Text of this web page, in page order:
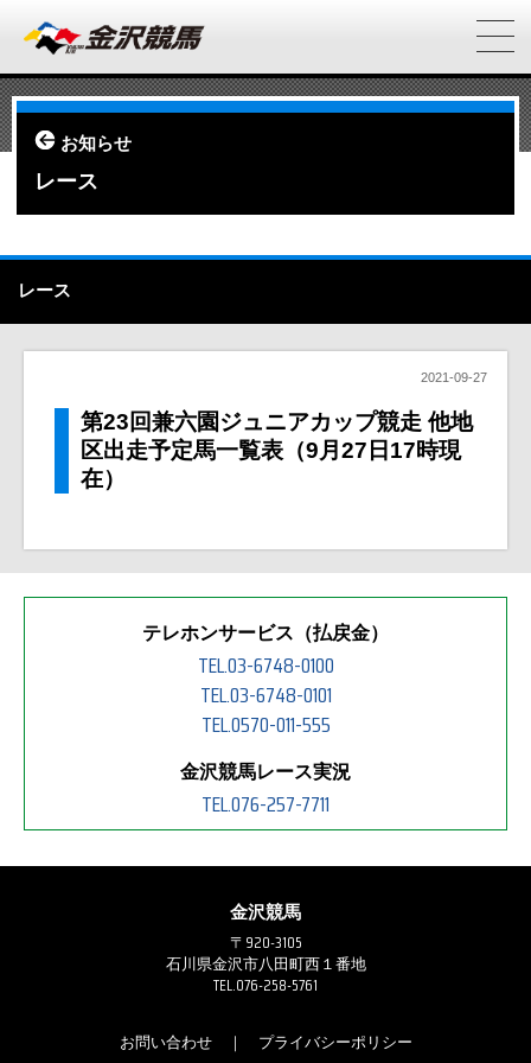
お知らせ
レース
レース
2021-09-27
第23回兼六園ジュニアカップ競走 他地
区出走予定馬一覧表（9月27日17時現
在）
テレホンサービス（払戻金）
TEL.03-6748-0100
TEL.03-6748-0101
TEL.0570-011-555
金沢競馬レース実況
TEL.076-257-7711
金沢競馬
〒920-3105
石川県金沢市八田町西１番地
TEL.076-258-5761
お問い合わせ｜ プライバシーポリシー